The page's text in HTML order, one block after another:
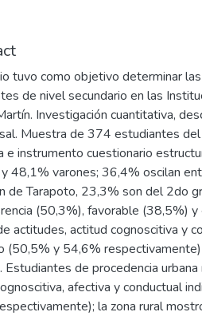
tuvo como objetivo determinar
de nivel secundario en las
Investigación cuantitativa,
Muestra de 374 estudiantes del
e instrumento cuestionario
48,1% varones; 36,4% oscilan
de Tarapoto, 23,3% son del 2do
(50,3%), favorable (38,5%)
actitudes, actitud cognoscitiva y
(50,5% y 54,6%
Estudiantes de procedencia
afectiva y conductual
la zona rural